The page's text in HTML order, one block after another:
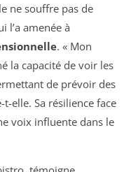
ne souffre pas de
l’a amenée à
. « Mon
la capacité de voir les
de prévoir des
elle. Sa résilience face
voix influente dans le